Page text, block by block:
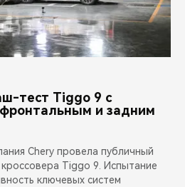
тест Tiggo 9 с
и задним
Chery провела публичный
Tiggo 9. Испытание
ключевых систем